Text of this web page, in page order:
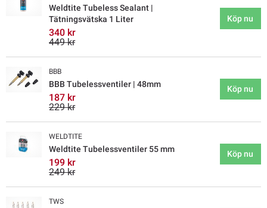
Weldtite Tubeless Sealant |
Tätningsvätska 1 Liter
340 kr
449 kr
Köp nu
BBB
BBB Tubelessventiler | 48mm
187 kr
229 kr
Köp nu
WELDTITE
Weldtite Tubelessventiler 55 mm
199 kr
249 kr
Köp nu
TWS